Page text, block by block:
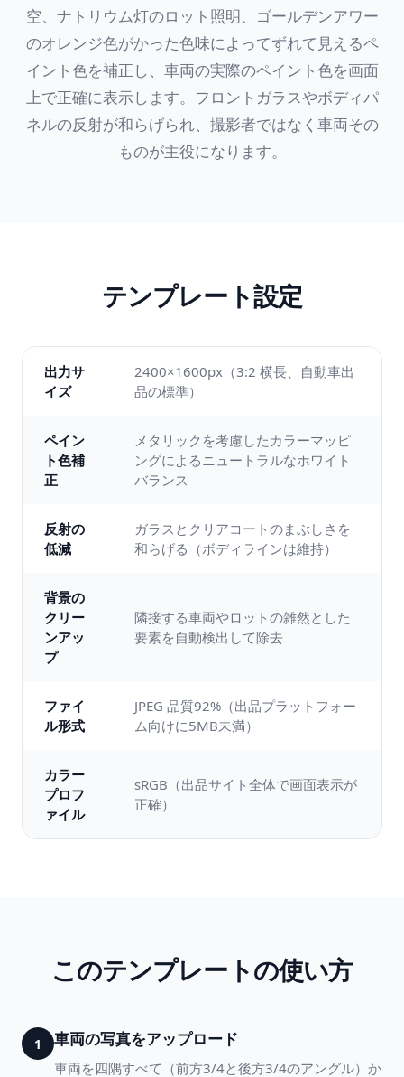
空、ナトリウム灯のロット照明、ゴールデンアワー
のオレンジ色がかった色味によってずれて見えるペ
イント色を補正し、車両の実際のペイント色を画面
上で正確に表示します。フロントガラスやボディパ
ネルの反射が和らげられ、撮影者ではなく車両その
ものが主役になります。
テンプレート設定
出力サ
イズ
2400×1600px（3:2 横長、自動車出
品の標準）
ペイン
ト色補
正
メタリックを考慮したカラーマッピ
ングによるニュートラルなホワイト
バランス
反射の
低減
ガラスとクリアコートのまぶしさを
和らげる（ボディラインは維持）
背景の
クリー
ンアッ
プ
隣接する車両やロットの雑然とした
要素を自動検出して除去
ファイ
ル形式
JPEG 品質92%（出品プラットフォー
ム向けに5MB未満）
カラー
プロフ
ァイル
sRGB（出品サイト全体で画面表示が
正確）
このテンプレートの使い方
1 車両の写真をアップロード
車両を四隅すべて（前方3/4と後方3/4のアングル）か